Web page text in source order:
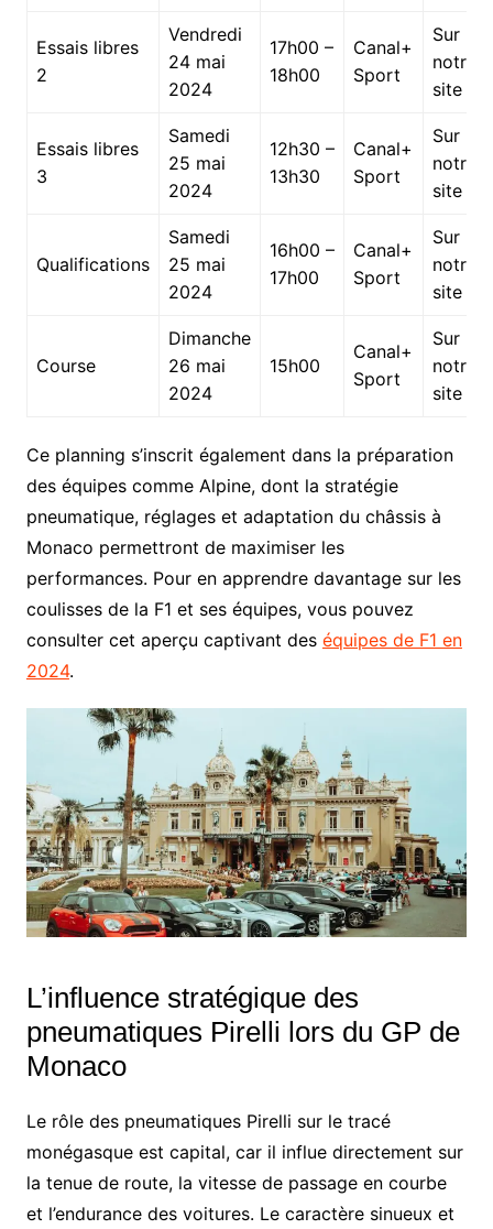
Essais libres
2
Vendredi
24 mai
2024
17h00 –
18h00
Canal+
Sport
Sur
notre
site
Essais libres
3
Samedi
25 mai
2024
12h30 –
13h30
Canal+
Sport
Sur
notre
site
Qualifications
Samedi
25 mai
2024
16h00 –
17h00
Canal+
Sport
Sur
notre
site
Course
Dimanche
26 mai
2024
15h00
Canal+
Sport
Sur
notre
site
Ce planning s’inscrit également dans la préparation
des équipes comme Alpine, dont la stratégie
pneumatique, réglages et adaptation du châssis à
Monaco permettront de maximiser les
performances. Pour en apprendre davantage sur les
coulisses de la F1 et ses équipes, vous pouvez
consulter cet aperçu captivant des équipes de F1 en
2024.
L’influence stratégique des
pneumatiques Pirelli lors du GP de
Monaco
Le rôle des pneumatiques Pirelli sur le tracé
monégasque est capital, car il influe directement sur
la tenue de route, la vitesse de passage en courbe
et l’endurance des voitures. Le caractère sinueux et